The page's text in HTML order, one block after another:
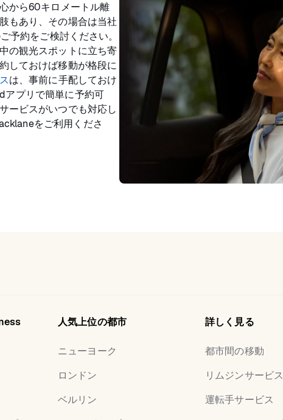
から60キロメートル離
もあり、その場合は当社
予約をご検討ください。
の観光スポットに立ち寄
しておけば移動が格段に
は、事前に手配しておけ
アプリで簡単に予約可
ービスがいつでも対応し
をご利用くださ
人気上位の都市
ニューヨーク
ロンドン
ベルリン
詳しく見る
都市間の移動
リムジンサービス
運転手サービス